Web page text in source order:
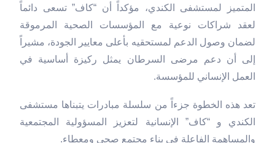
المتميز لمستشفى الكندي، مؤكداً أن “كاف” تسعى دائماً
لعقد شراكات نوعية مع المؤسسات الصحية المرموقة
لضمان وصول الدعم لمستحقيه بأعلى معايير الجودة، مشيراً
إلى أن دعم مرضى السرطان يمثل ركيزة أساسية في
العمل الإنساني للمؤسسة.
تعد هذه الخطوة جزءاً من سلسلة مبادرات يتبناها مستشفى
الكندي و “كاف” الإنسانية لتعزيز المسؤولية المجتمعية
والمساهمة الفاعلة في بناء مجتمع صحي ومعطاء.